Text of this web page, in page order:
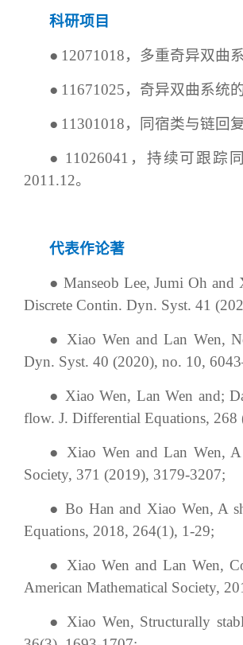
科研项目
● 12071018，多重奇异双曲
● 11671025，奇异双曲系统
● 11301018，同宿类与链回
● 11026041 ，持续可跟踪
2011.12。
代表作论著
● Manseob Lee, Jumi Oh
Discrete Contin. Dyn. Syst. 41
●
Xiao Wen and Lan Wen,
Dyn. Syst. 40 (2020), no. 10,
● Xiao Wen, Lan Wen and;
flow. J. Differential Equations,
●
Xiao Wen and Lan Wen, A
Society, 371 (2019), 3179-3207;
● Bo Han and Xiao Wen, A
Equations, 2018, 264(1), 1-29;
●
Xiao Wen and Lan Wen,
American Mathematical Society,
● Xiao Wen, Structurally